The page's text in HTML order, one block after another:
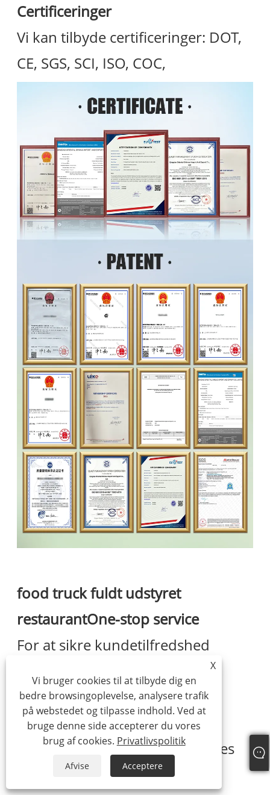
Certificeringer
Vi kan tilbyde certificeringer: DOT,
CE, SGS, SCI, ISO, COC,
food truck fuldt udstyret
restaurantOne-stop service
For at sikre kundetilfredshed
Rådgivning og design: Giv
professionel rådgivning og
designløsninger efter kundernes
X
Vi bruger cookies til at tilbyde dig en
bedre browsingoplevelse, analysere trafik
på webstedet og tilpasse indhold. Ved at
bruge denne side accepterer du vores
brug af cookies. Privatlivspolitik
Afvise Acceptere